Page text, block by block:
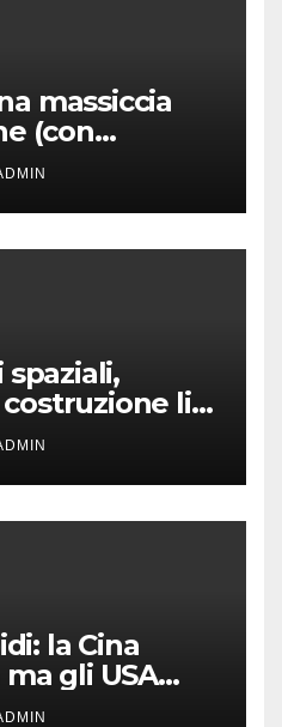
massiccia
(con
l’addio
spaziali,
li
convenienti
la Cina
gli USA
nella qualità